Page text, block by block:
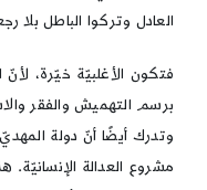
العادل وتركوا الباطل بلا
فتكون الأغلبيّة خيّرة، لأنّ
برسم التهميش والفقر
وتدرك أيضًا أنّ دولة
مشروع العدالة الإنسانيّة.